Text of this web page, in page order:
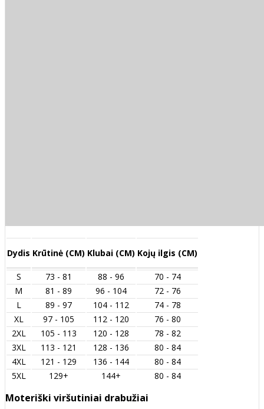
Dydis Krūtinė (CM) Klubai (CM) Kojų ilgis (CM)
S 73 - 81 88 - 96
70 - 74
M
81 - 89 96 - 104
72 - 76
L
89 - 97 104 - 112
74 - 78
XL
97 - 105 112 - 120
76 - 80
2XL
105 - 113 120 - 128
78 - 82
3XL
113 - 121 128 - 136
80 - 84
4XL
121 - 129 136 - 144
80 - 84
5XL
129+ 144+ 80 - 84
Moteriški viršutiniai drabužiai